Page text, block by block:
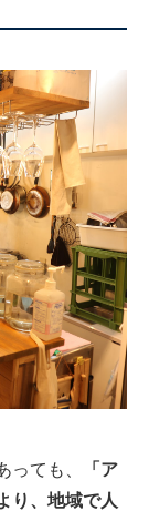
っても、
「ア
り、地域で人